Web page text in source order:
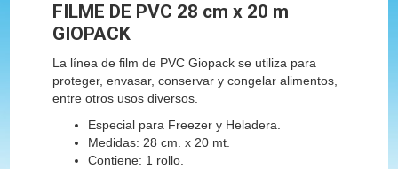
FILME DE PVC 28 cm x 20 m
GIOPACK
La línea de film de PVC Giopack se utiliza para
proteger, envasar, conservar y congelar alimentos,
entre otros usos diversos.
Especial para Freezer y Heladera.
Medidas: 28 cm. x 20 mt.
Contiene: 1 rollo.